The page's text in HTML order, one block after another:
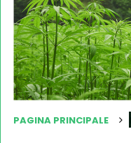
PAGINA PRINCIPALE